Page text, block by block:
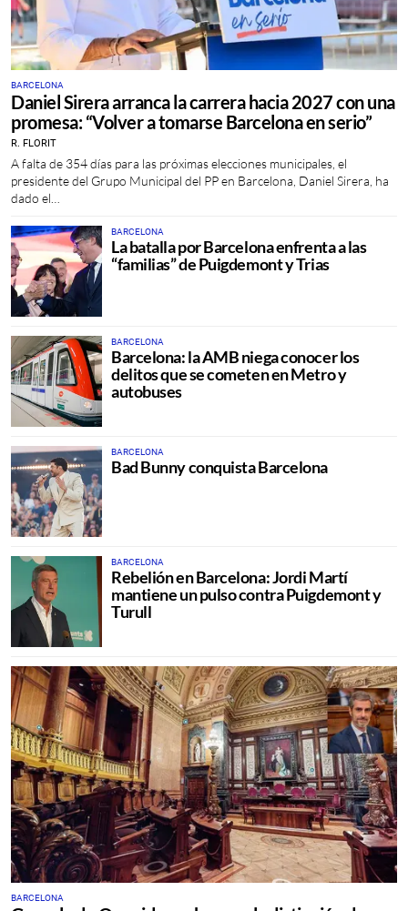
BARCELONA
Daniel Sirera arranca la carrera hacia 2027 con una
promesa: “Volver a tomarse Barcelona en serio”
R. FLORIT
A falta de 354 días para las próximas elecciones municipales, el
presidente del Grupo Municipal del PP en Barcelona, Daniel Sirera, ha
dado el…
BARCELONA
La batalla por Barcelona enfrenta a las
“familias” de Puigdemont y Trias
BARCELONA
Barcelona: la AMB niega conocer los
delitos que se cometen en Metro y
autobuses
BARCELONA
Bad Bunny conquista Barcelona
BARCELONA
Rebelión en Barcelona: Jordi Martí
mantiene un pulso contra Puigdemont y
Turull
BARCELONA